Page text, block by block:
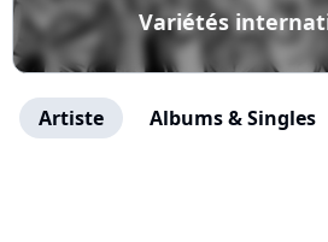
Variétés
Artiste Albums & Singles